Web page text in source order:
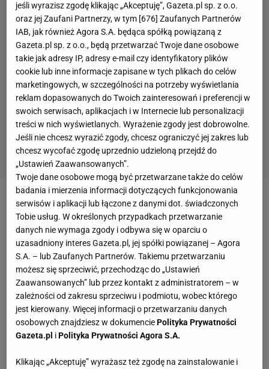
Z informacji "Tuttosport" wynika, że nowym klubem
Arkadiusza Milika ma zostać Everton.Napoli żąda za
Polaka 25 mln euro - schodząc z wcześniej
oczekiwanych 40, a nawet 50 milionów euro.
Angielski klub początkowo wahał się, czy wydawać
takie pieniądze na 26-letniego napastnika, ale
wszystko wskazuje na to, że ostatecznie dojdzie do
tegotransferui to nawet pomimo wysokich żądań
płacowych Polaka (chce zarabiać 5 mln euro
rocznie). Zwolennikiem pozyskania Milika jest Carlo
jeśli wyrazisz zgodę klikając „Akceptuję”, Gazeta.pl sp. z o.o.
oraz jej Zaufani Partnerzy, w tym [676] Zaufanych Partnerów
IAB, jak również Agora S.A. będąca spółką powiązaną z
Gazeta.pl sp. z o.o., będą przetwarzać Twoje dane osobowe
takie jak adresy IP, adresy e-mail czy identyfikatory plików
cookie lub inne informacje zapisane w tych plikach do celów
marketingowych, w szczególności na potrzeby wyświetlania
reklam dopasowanych do Twoich zainteresowań i preferencji w
swoich serwisach, aplikacjach i w Internecie lub personalizacji
treści w nich wyświetlanych. Wyrażenie zgody jest dobrowolne.
Jeśli nie chcesz wyrazić zgody, chcesz ograniczyć jej zakres lub
chcesz wycofać zgodę uprzednio udzieloną przejdź do
„Ustawień Zaawansowanych”.
Twoje dane osobowe mogą być przetwarzane także do celów
badania i mierzenia informacji dotyczących funkcjonowania
serwisów i aplikacji lub łączone z danymi dot. świadczonych
Tobie usług. W określonych przypadkach przetwarzanie
danych nie wymaga zgody i odbywa się w oparciu o
uzasadniony interes Gazeta.pl, jej spółki powiązanej – Agora
S.A. – lub Zaufanych Partnerów. Takiemu przetwarzaniu
możesz się sprzeciwić, przechodząc do „Ustawień
Zaawansowanych” lub przez kontakt z administratorem – w
zależności od zakresu sprzeciwu i podmiotu, wobec którego
jest kierowany. Więcej informacji o przetwarzaniu danych
osobowych znajdziesz w dokumenciePolityka Prywatności
Gazeta.pl iPolityka Prywatności Agora S.A.
Klikając „Akceptuję” wyrażasz też zgodę na zainstalowanie i